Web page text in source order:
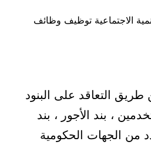
الاجتماعية توظيف وظائف
التعاقد على البنود
، بند الأجور ، بند